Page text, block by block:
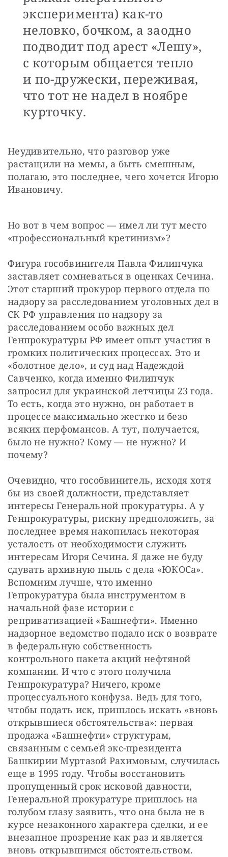
эксперимента) как-то
неловко, бочком, а заодно
подводит под арест «Лешу»,
с которым общается тепло
и по-дружески, переживая,
что тот не надел в ноябре
курточку.
Неудивительно, что разговор уже
растащили на мемы, а быть смешным,
полагаю, это последнее, чего хочется Игорю
Ивановичу.
Но вот в чем вопрос — имел ли тут место
«профессиональный кретинизм»?
Фигура гособвинителя Павла Филипчука
заставляет сомневаться в оценках Сечина.
Этот старший прокурор первого отдела по
надзору за расследованием уголовных дел в
СК РФ управления по надзору за
расследованием особо важных дел
Генпрокуратуры РФ имеет опыт участия в
громких политических процессах. Это и
«болотное дело», и суд над Надеждой
Савченко, когда именно Филипчук
запросил для украинской летчицы 23 года.
То есть, когда это нужно, он работает в
процессе максимально жестко и безо
всяких перфомансов. А тут, получается,
было не нужно? Кому — не нужно? И
почему?
Очевидно, что гособвинитель, исходя хотя
бы из своей должности, представляет
интересы Генеральной прокуратуры. А у
Генпрокуратуры, рискну предположить, за
последнее время накопилась некоторая
усталость от необходимости служить
интересам Игоря Сечина. Я даже не буду
сдувать архивную пыль с дела «ЮКОСа».
Вспомним лучше, что именно
Гепрокуратура была инструментом в
начальной фазе истории с
реприватизацией «Башнефти». Именно
надзорное ведомство подало иск о возврате
в федеральную собственность
контрольного пакета акций нефтяной
компании. И что с этого получила
Генпрокуратура? Ничего, кроме
процессуального конфуза. Ведь для того,
чтобы подать иск, пришлось искать «вновь
открывшиеся обстоятельства»: первая
продажа «Башнефти» структурам,
связанным с семьей экс-президента
Башкирии Муртазой Рахимовым, случилась
еще в 1995 году. Чтобы восстановить
пропущенный срок исковой давности,
Генеральной прокуратуре пришлось на
голубом глазу заявить, что она была не в
курсе незаконного характера сделки, и ее
внезапное прозрение как раз и является
вновь открывшимся обстоятельством.